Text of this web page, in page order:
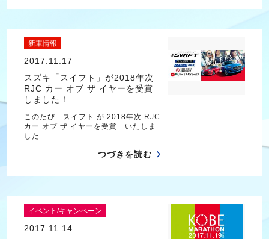
新車情報
2017.11.17
スズキ「スイフト」が2018年次
RJC カー オブ ザ イヤーを受賞
しました！
このたび スイフト が 2018年次 RJC
カー オブ ザ イヤーを受賞 いたしま
した …
つづきを読む
イベント/キャンペーン
2017.11.14